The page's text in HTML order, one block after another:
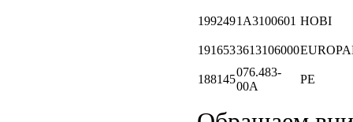
1992491A3100601 HOBI
1916533613106000
188145
076.483-
00A
PE